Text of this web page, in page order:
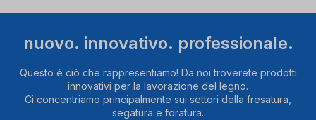
il
servizio
per
guardare
questo
nuovo. innovativo. professionale.
Questo è ciò che rappresentiamo! Da noi troverete prodotti
innovativi per la lavorazione del legno.
Ci concentriamo principalmente sui settori della fresatura,
segatura e foratura.